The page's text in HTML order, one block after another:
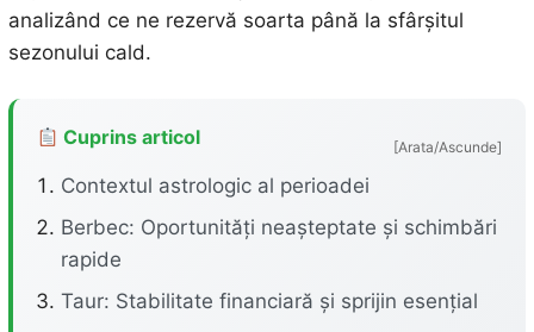
analizând ce ne rezervă soarta până la sfârșitul
sezonului cald.
Cuprins articol [Arata/Ascunde]
Contextul astrologic al perioadei
Berbec: Oportunități neașteptate și schimbări
rapide
Taur: Stabilitate financiară și sprijin esențial